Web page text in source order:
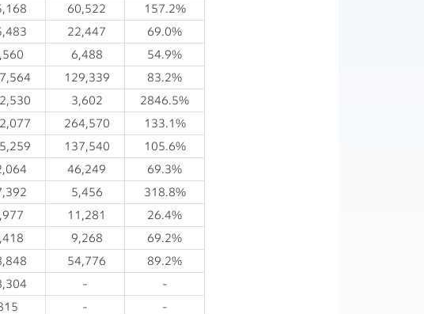
60,522
157.2%
22,447
69.0%
6,488
54.9%
129,339
83.2%
3,602 2846.5%
264,570
133.1%
137,540
105.6%
46,249
69.3%
5,456
318.8%
11,281
26.4%
9,268
69.2%
54,776
89.2%
-
-
- -